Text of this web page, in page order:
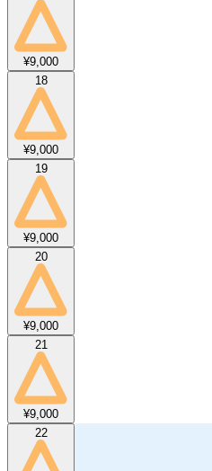
¥9,000
18
¥9,000
19
¥9,000
20
¥9,000
21
¥9,000
22